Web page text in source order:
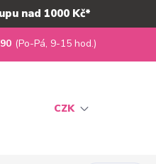
nad 1000 Kč*
CZK
(Po-Pá, 9-15 hod.)